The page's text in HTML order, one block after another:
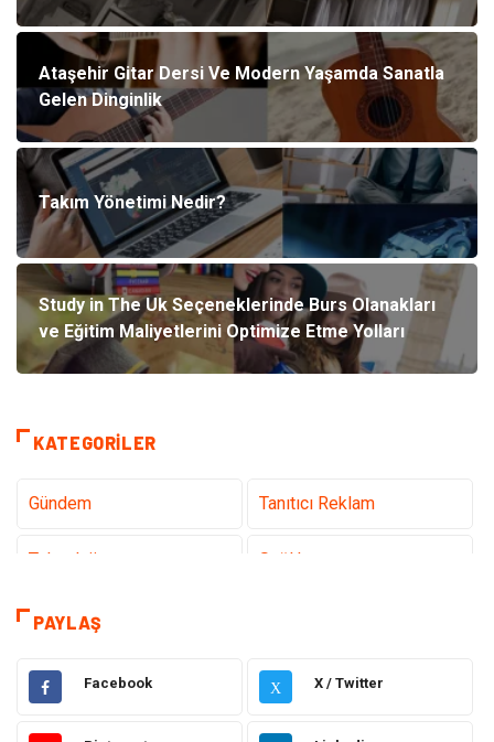
Ataşehir Gitar Dersi Ve Modern Yaşamda Sanatla
Gelen Dinginlik
Takım Yönetimi Nedir?
Study in The Uk Seçeneklerinde Burs Olanakları
ve Eğitim Maliyetlerini Optimize Etme Yolları
KATEGORILER
Gündem Tanıtıcı Reklam
Teknoloji Sağlık
Dekorasyon
Eğitim Hukuk
Ulaşım ve Taşımacılık Yapı İnşaat
PAYLAŞ
Facebook X X / Twitter